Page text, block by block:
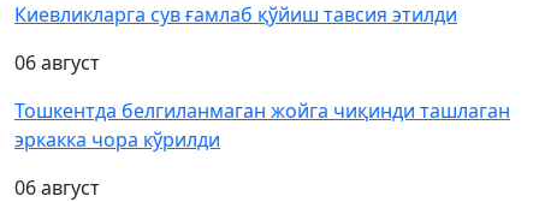
Киевликларга сув ғамлаб қўйиш тавсия этилди
06 август
Тошкентда белгиланмаган жойга чиқинди ташлаган
эркакка чора кўрилди
06 август